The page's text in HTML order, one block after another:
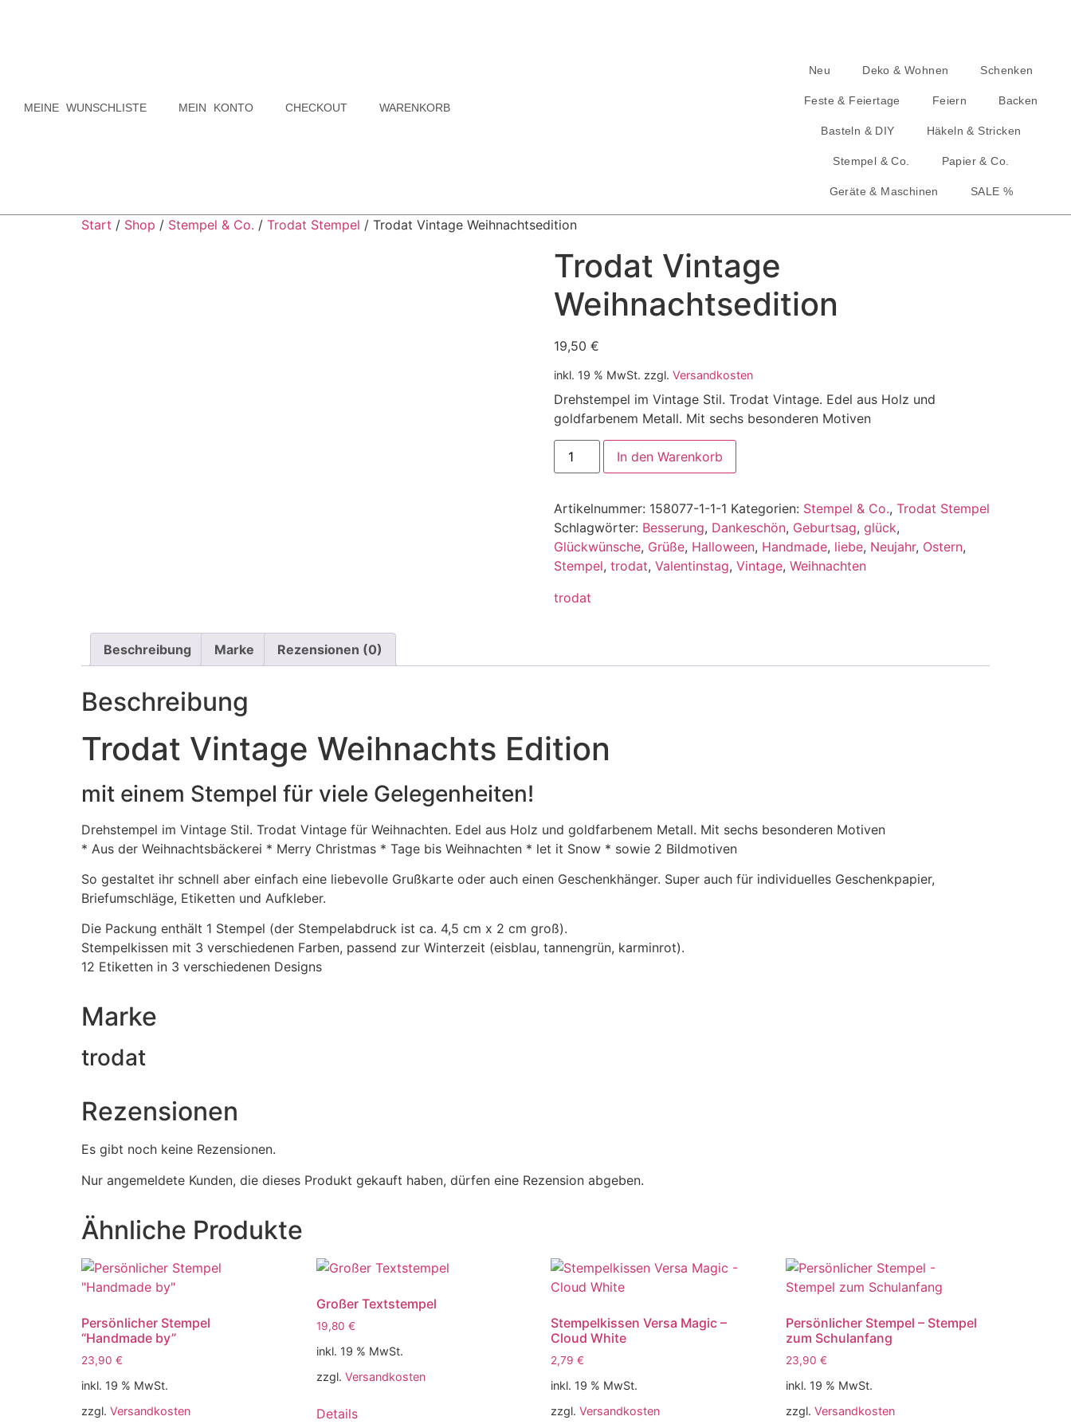
MEINE WUNSCHLISTE MEIN KONTO CHECKOUT WARENKORB
Neu Deko & Wohnen Schenken
Feste & Feiertage Feiern Backen
Basteln & DIY Häkeln & Stricken
Stempel & Co. Papier & Co.
Geräte & Maschinen SALE %
Start / Shop / Stempel & Co. / Trodat Stempel / Trodat Vintage Weihnachtsedition
Trodat Vintage
Weihnachtsedition
19,50 €
inkl. 19 % MwSt. zzgl. Versandkosten
Drehstempel im Vintage Stil. Trodat Vintage. Edel aus Holz und
goldfarbenem Metall. Mit sechs besonderen Motiven
In den Warenkorb
Artikelnummer: 158077-1-1-1 Kategorien: Stempel & Co., Trodat Stempel
Schlagwörter: Besserung, Dankeschön, Geburtsag, glück,
Glückwünsche, Grüße, Halloween, Handmade, liebe, Neujahr, Ostern,
Stempel, trodat, Valentinstag, Vintage, Weihnachten
trodat
Beschreibung Marke Rezensionen (0)
Beschreibung
Trodat Vintage Weihnachts Edition
mit einem Stempel für viele Gelegenheiten!
Drehstempel im Vintage Stil. Trodat Vintage für Weihnachten. Edel aus Holz und goldfarbenem Metall. Mit sechs besonderen Motiven
* Aus der Weihnachtsbäckerei * Merry Christmas * Tage bis Weihnachten * let it Snow * sowie 2 Bildmotiven
So gestaltet ihr schnell aber einfach eine liebevolle Grußkarte oder auch einen Geschenkhänger. Super auch für individuelles Geschenkpapier,
Briefumschläge, Etiketten und Aufkleber.
Die Packung enthält 1 Stempel (der Stempelabdruck ist ca. 4,5 cm x 2 cm groß).
Stempelkissen mit 3 verschiedenen Farben, passend zur Winterzeit (eisblau, tannengrün, karminrot).
12 Etiketten in 3 verschiedenen Designs
Marke
trodat
Rezensionen
Es gibt noch keine Rezensionen.
Nur angemeldete Kunden, die dieses Produkt gekauft haben, dürfen eine Rezension abgeben.
Ähnliche Produkte
Persönlicher Stempel
“Handmade by”
23,90 €
inkl. 19 % MwSt.
zzgl. Versandkosten
Großer Textstempel
19,80 €
inkl. 19 % MwSt.
zzgl. Versandkosten
Details
Stempelkissen Versa Magic –
Cloud White
2,79€
inkl. 19 % MwSt.
zzgl.Versandkosten
Persönlicher Stempel – Stempel
zum Schulanfang
23,90€
inkl. 19 % MwSt.
zzgl.Versandkosten